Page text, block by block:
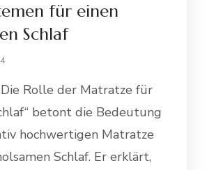
für einen
Schlaf
Rolle der Matratze für
betont die Bedeutung
hochwertigen Matratze
Schlaf. Er erklärt,